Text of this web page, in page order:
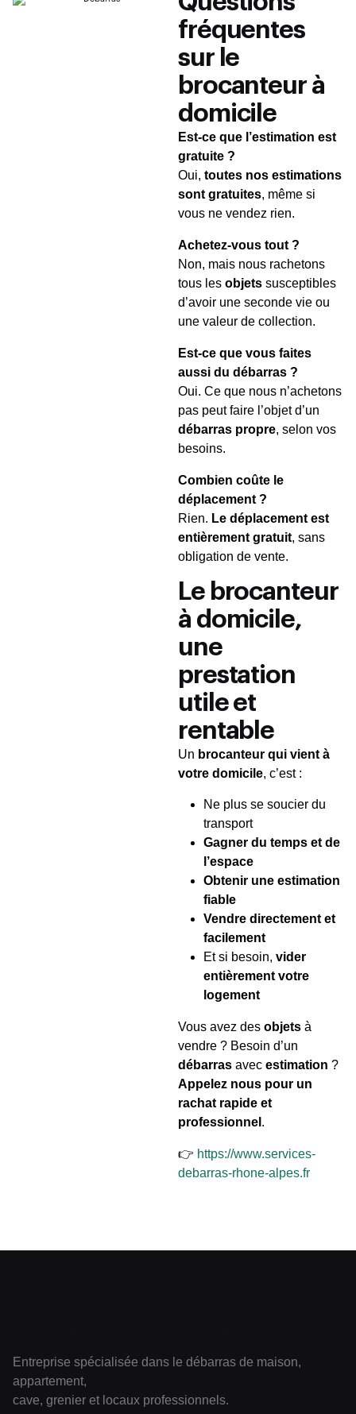
fréquentes
sur le
brocanteur à
domicile
Est-ce que l’estimation est
gratuite ?
Oui, toutes nos estimations
sont gratuites, même si
vous ne vendez rien.
Achetez-vous tout ?
Non, mais nous rachetons
tous les objets susceptibles
d’avoir une seconde vie ou
une valeur de collection.
Est-ce que vous faites
aussi du débarras ?
Oui. Ce que nous n’achetons
pas peut faire l’objet d’un
débarras propre, selon vos
besoins.
Combien coûte le
déplacement ?
Rien. Le déplacement est
entièrement gratuit, sans
obligation de vente.
Le brocanteur
à domicile,
une
prestation
utile et
rentable
Un brocanteur qui vient à
votre domicile, c’est :
Ne plus se soucier du
transport
Gagner du temps et de
l’espace
Obtenir une estimation
fiable
Vendre directement et
facilement
Et si besoin, vider
entièrement votre
logement
Vous avez des objets à
vendre ? Besoin d’un
débarras avec estimation ?
Appelez nous pour un
rachat rapide et
professionnel .
👉 https://www.services-
debarras-rhone-alpes.fr
Entreprise spécialisée dans le débarras de maison,
appartement,
cave, grenier et locaux professionnels.